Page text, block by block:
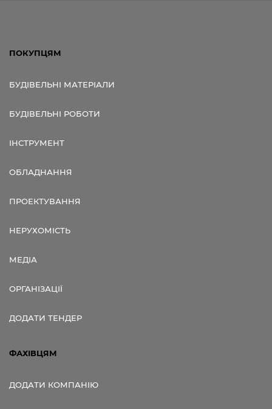
ПОКУПЦЯМ
БУДІВЕЛЬНІ МАТЕРІАЛИ
БУДІВЕЛЬНІ РОБОТИ
ІНСТРУМЕНТ
ОБЛАДНАННЯ
ПРОЕКТУВАННЯ
НЕРУХОМІСТЬ
МЕДІА
ОРГАНІЗАЦІЇ
ДОДАТИ ТЕНДЕР
ФАХІВЦЯМ
ДОДАТИ КОМПАНІЮ